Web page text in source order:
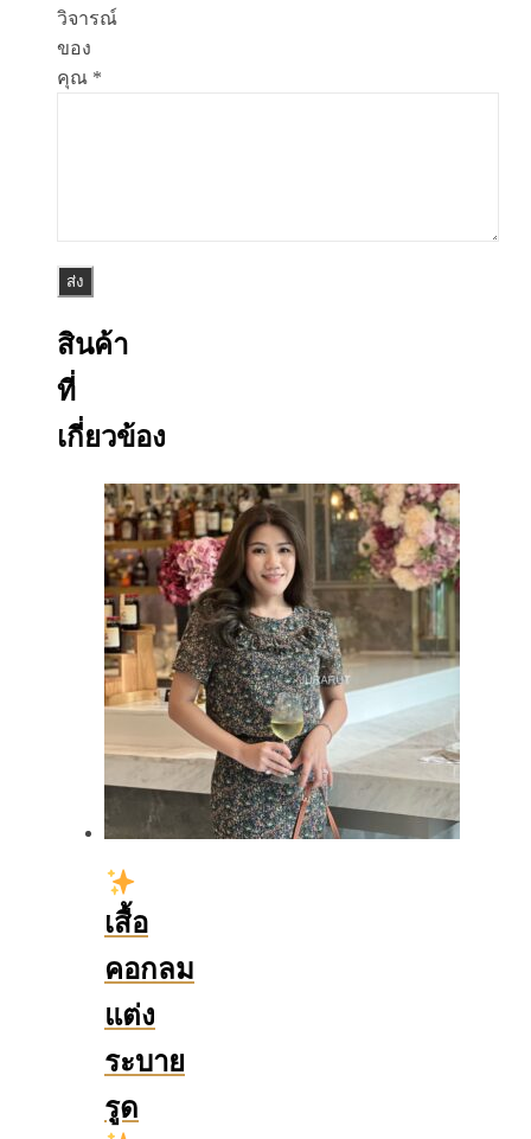
วิจารณ์
ของ
คุณ *
สินค้า
ที่
เกี่ยวข้อง
เสื้อ
คอกลม
แต่ง
ระบาย
รูด